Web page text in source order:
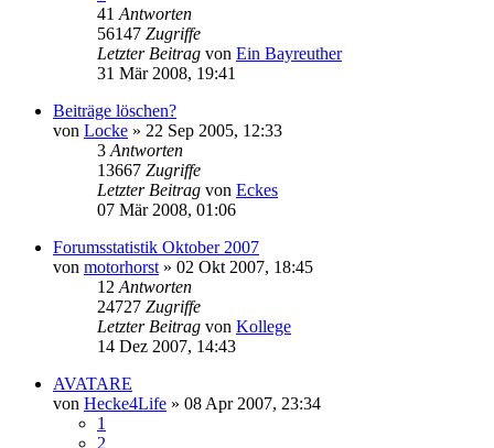
41 Antworten
56147 Zugriffe
Letzter Beitrag von Ein Bayreuther
31 Mär 2008, 19:41
Beiträge löschen?
von Locke » 22 Sep 2005, 12:33
3 Antworten
13667 Zugriffe
Letzter Beitrag von Eckes
07 Mär 2008, 01:06
Forumsstatistik Oktober 2007
von motorhorst » 02 Okt 2007, 18:45
12 Antworten
24727 Zugriffe
Letzter Beitrag von Kollege
14 Dez 2007, 14:43
AVATARE
von Hecke4Life » 08 Apr 2007, 23:34
1
2